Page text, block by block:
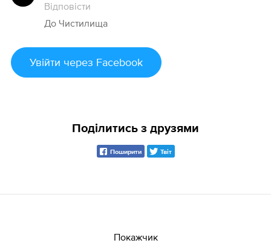
Відповісти
До Чистилища
Увійти через Facebook
Поділитись з друзями
Поширити Твіт
Покажчик